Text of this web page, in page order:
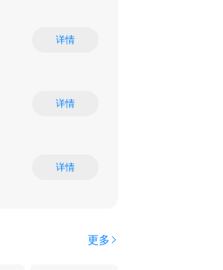
详情
详情
详情
更多